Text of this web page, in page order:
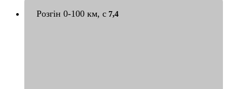
Розгін 0-100 км, с 7,4